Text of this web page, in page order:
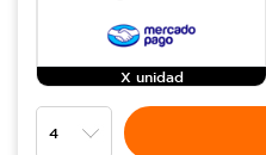
X unidad